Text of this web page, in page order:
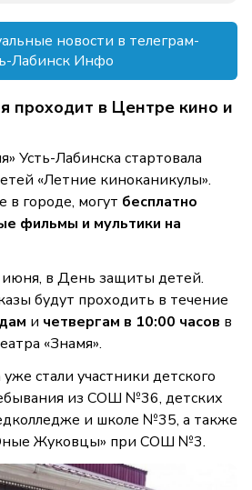
новости в телеграм-
Лабинск Инфо
проходит в Центре кино и
Усть-Лабинска стартовала
«Летние киноканикулы».
городе, могут бесплатно
фильмы и мультики на
июня, в День защиты детей.
будут проходить в течение
и четвергам в 10:00 часов в
«Знамя».
стали участники детского
из СОШ №36, детских
и школе №35, а также
Жуковцы» при СОШ №3.